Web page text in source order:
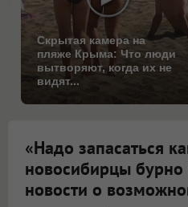
Скрытая камера на
пляже Крыма: Что люди
вытворяют, когда их не
видят...
«Надо запасаться
новосибирцы бурно
новости о